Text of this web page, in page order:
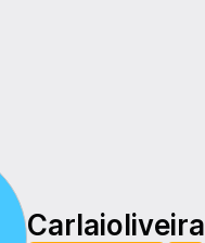
Carlaioliveira